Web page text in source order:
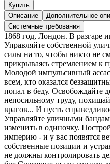
Купить
Описание
Дополнительное
Системные требования
1868 год, Лондон. В разгаре
Управляйте собственной
силы на то, чтобы никто не
прикрываясь стремлением к
Молодой импульсивный
всем, кто оказался
попал в беду. Освобождайте
непосильному труду,
врагов... И пусть
Управляйте уличными
изменить в одиночку.
империю - и у вас появятся
собственные позиции и
не должны контролировать